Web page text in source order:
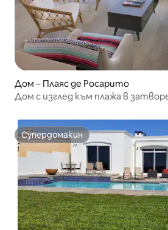
Дом – Плаяс де Росарито
Дом с изглед към плажа в
Супердомакин
Супердомакин